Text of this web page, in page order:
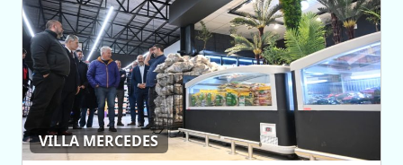
VILLA MERCEDES